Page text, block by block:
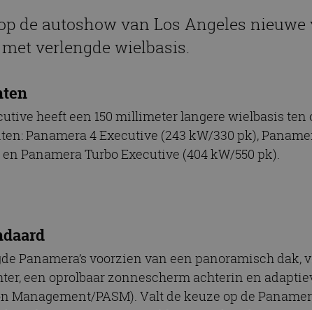
de autoshow van Los Angeles
verlengde wielbasis.
heeft een 150 millimeter langere wielbasis
Panamera 4 Executive (243 kW/330 pk),
Panamera Turbo Executive (404 kW/550 pk).
Panamera’s voorzien van een panoramisch
een oprolbaar zonnescherm achterin en
Management/PASM). Valt de keuze op de